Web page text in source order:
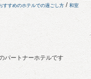
すすめのホテルでの過ごし方 / 和室
パートナーホテルです